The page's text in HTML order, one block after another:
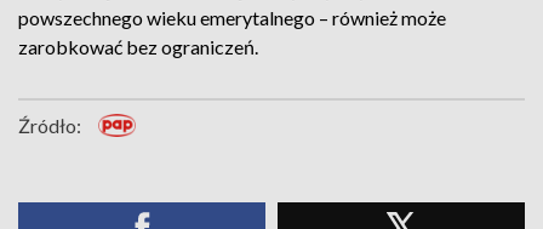
powszechnego wieku emerytalnego – również może
zarobkować bez ograniczeń.
Źródło: